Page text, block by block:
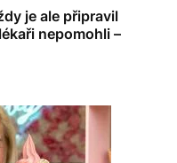
je ale připravil
nepomohli –